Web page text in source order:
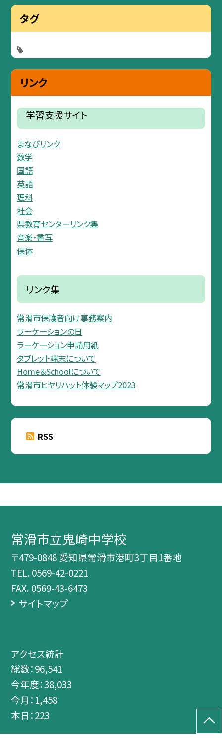
タグ
リンク
学習支援サイト
まなびリンク
数学
国語
英語
理科
社会
県教育センターリンク集
音楽・書写
保体
リンク集
常滑市保護者向け事務案内
ラーケーションの日
ラーケーション申請用紙
タブレット端末について
Home＆Schoolについて
常滑市ヒヤリハット体験マップ2023
RSS
常滑市立鬼崎中学校
〒479-0848 愛知県常滑市港町3丁目1番地
TEL. 0569-42-0221
FAX. 0569-43-6473
サイトマップ
アクセス統計
総数：96,541
今年度：38,033
今月： 1,458
本日：223